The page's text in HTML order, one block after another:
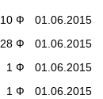
01.06.2015
10 Ф
01.06.2015
28 Ф
01.06.2015
1 Ф
01.06.2015
1 Ф